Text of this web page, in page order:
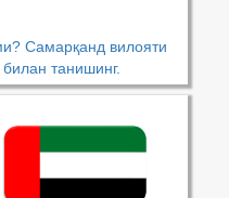
Самарқанд вилояти
танишинг.